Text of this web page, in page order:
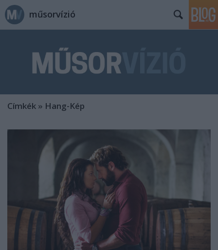
műsorvízió
Címkék » Hang-Kép